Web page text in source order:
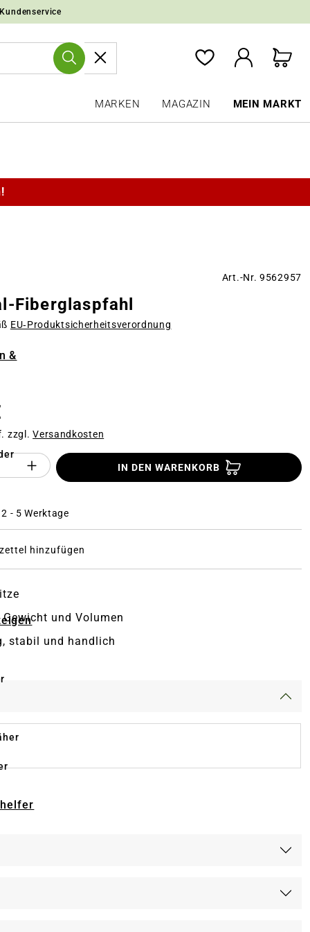
MARKEN MAGAZIN MEIN MARKT
&
Art.-Nr. 9562957
Fiberglaspfahl
EU‑Produktsicherheitsverordnung
zzgl.Versandkosten
des Produktes "%product%":
IN DEN WARENKORB
- 5 Werktage
hinzufügen
Gewicht und Volumen
stabil und handlich